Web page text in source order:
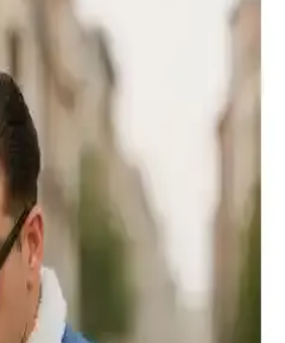
erkek montlarının malzeme,
şekilde karşılaştırılıyor,
en uygun seçenekler
Tüyü Dolgulu Mont
mont, dayanıklı kumaşı, şık
kışın favorisi. Su itici özellikleri ve
AVVA Erkek Montları
ve Kullanıcı Yorumları